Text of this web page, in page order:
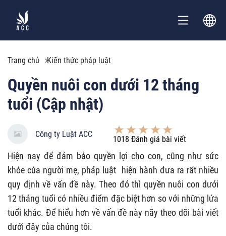
Trang chủ Kiến thức pháp luật
Quyền nuôi con dưới 12 tháng
tuổi (Cập nhật)
Công ty Luật ACC
1018 Đánh giá bài viết
Hiện nay để đảm bảo quyền lợi cho con, cũng như sức
khỏe của người mẹ, pháp luật hiện hành đưa ra rất nhiều
quy định về vấn đề này. Theo đó thì quyền nuôi con dưới
12 tháng tuổi có nhiều điểm đặc biệt hơn so với những lứa
tuổi khác. Để hiểu hơn về vấn đề này nãy theo dõi bài viết
dưới đây của chúng tôi.